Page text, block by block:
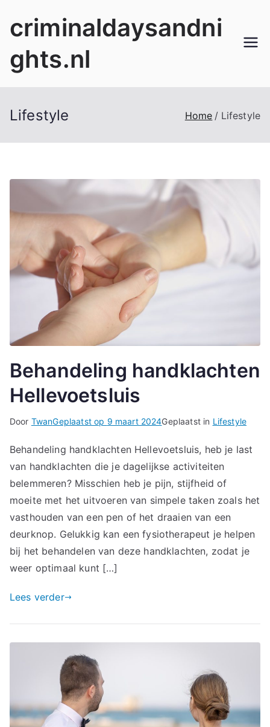
naar
inhoud
criminaldaysandni
ghts.nl
Lifestyle Home Lifestyle
Behandeling handklachten
Hellevoetsluis
Door TwanGeplaatst op 9 maart 2024Geplaatst in Lifestyle
Behandeling handklachten Hellevoetsluis, heb je last
van handklachten die je dagelijkse activiteiten
belemmeren? Misschien heb je pijn, stijfheid of
moeite met het uitvoeren van simpele taken zoals het
vasthouden van een pen of het draaien van een
deurknop. Gelukkig kan een fysiotherapeut je helpen
bij het behandelen van deze handklachten, zodat je
weer optimaal kunt […]
Lees verder